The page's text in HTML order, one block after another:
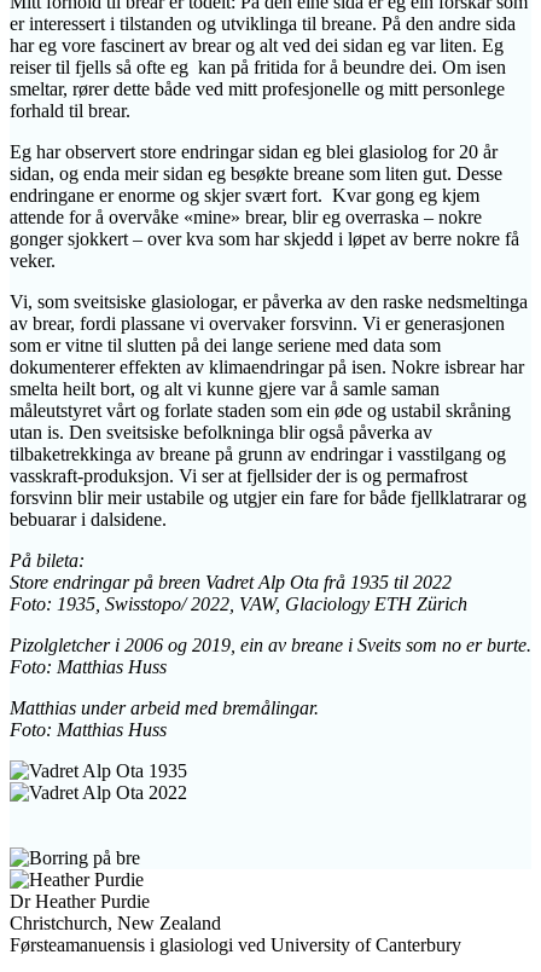
er interessert i tilstanden og utviklinga til breane. På den andre sida
har eg vore fascinert av brear og alt ved dei sidan eg var liten. Eg
reiser til fjells så ofte eg kan på fritida for å beundre dei. Om isen
smeltar, rører dette både ved mitt profesjonelle og mitt personlege
forhald til brear.
Eg har observert store endringar sidan eg blei glasiolog for 20 år
sidan, og enda meir sidan eg besøkte breane som liten gut. Desse
endringane er enorme og skjer svært fort. Kvar gong eg kjem
attende for å overvåke «mine» brear, blir eg overraska – nokre
gonger sjokkert – over kva som har skjedd i løpet av berre nokre få
veker.
Vi, som sveitsiske glasiologar, er påverka av den raske nedsmeltinga
av brear, fordi plassane vi overvaker forsvinn. Vi er generasjonen
som er vitne til slutten på dei lange seriene med data som
dokumenterer effekten av klimaendringar på isen. Nokre isbrear har
smelta heilt bort, og alt vi kunne gjere var å samle saman
måleutstyret vårt og forlate staden som ein øde og ustabil skråning
utan is. Den sveitsiske befolkninga blir også påverka av
tilbaketrekkinga av breane på grunn av endringar i vasstilgang og
vasskraft-produksjon. Vi ser at fjellsider der is og permafrost
forsvinn blir meir ustabile og utgjer ein fare for både fjellklatrarar og
bebuarar i dalsidene.
På bileta:
Store endringar på breen Vadret Alp Ota frå 1935 til 2022
Foto: 1935, Swisstopo/ 2022, VAW, Glaciology ETH Zürich
Pizolgletcher i 2006 og 2019, ein av breane i Sveits som no er burte.
Foto: Matthias Huss
Matthias under arbeid med bremålingar.
Foto: Matthias Huss
Dr Heather Purdie
Christchurch, New Zealand
Førsteamanuensis i glasiologi ved University of Canterbury